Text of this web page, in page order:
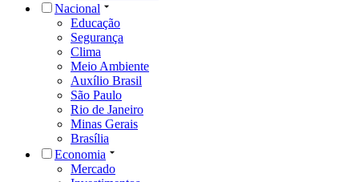
Nacional
Educação
Segurança
Clima
Meio Ambiente
Auxílio Brasil
São Paulo
Rio de Janeiro
Minas Gerais
Brasília
Economia
Mercado